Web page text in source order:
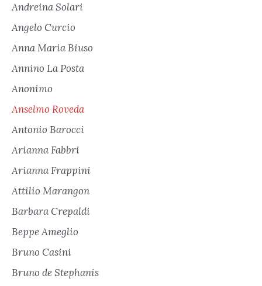
Andreina Solari
Angelo Curcio
Anna Maria Biuso
Annino La Posta
Anonimo
Anselmo Roveda
Antonio Barocci
Arianna Fabbri
Arianna Frappini
Attilio Marangon
Barbara Crepaldi
Beppe Ameglio
Bruno Casini
Bruno de Stephanis